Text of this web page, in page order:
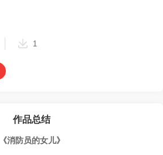
1
作品总结
《消防员的女儿》